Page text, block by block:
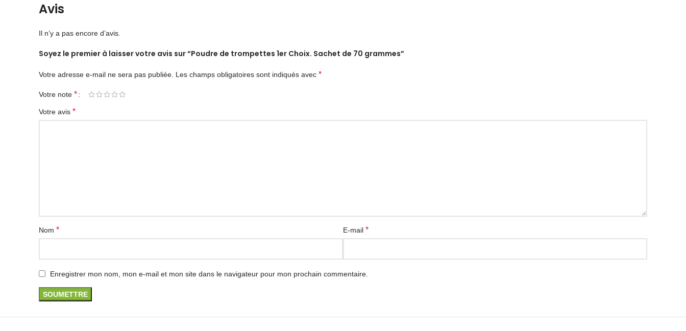
Avis
Il n’y a pas encore d’avis.
Soyez le premier à laisser votre avis sur “Poudre de trompettes 1er Choix. Sachet de 70 grammes”
Votre adresse e-mail ne sera pas publiée. Les champs obligatoires sont indiqués avec *
Votre note *
Votre avis *
Nom * E-mail *
Enregistrer mon nom, mon e-mail et mon site dans le navigateur pour mon prochain commentaire.